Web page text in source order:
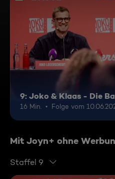
9: Joko & Klaas - Die
16 Min. Folge vom
Mit Joyn+ ohne
Staffel 9